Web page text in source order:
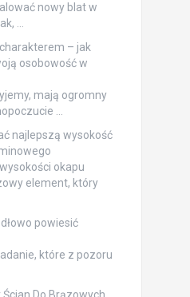
nowy blat w
…
– jak
osobowość w
mają ogromny
…
najlepszą wysokość
okapu
element, który
powiesić
które z pozoru